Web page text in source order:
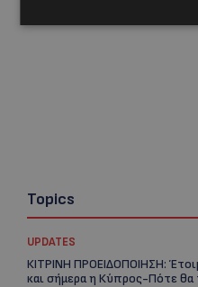
Topics
UPDATES
ΚΙΤΡΙΝΗ ΠΡΟΕΙΔΟΠΟΙΗΣΗ:
και σήμερα η Κύπρος-Πότε θα